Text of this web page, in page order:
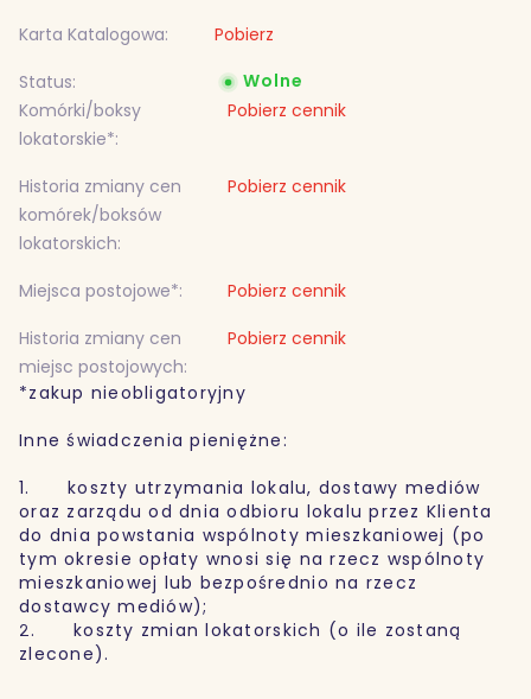
Karta Katalogowa:
Pobierz
Status:
Wolne
Komórki/boksy
lokatorskie*:
Pobierz cennik
Historia zmiany cen
komórek/boksów
lokatorskich:
Pobierz cennik
Miejsca postojowe*:
Pobierz cennik
Historia zmiany cen
miejsc postojowych:
Pobierz cennik
*zakup nieobligatoryjny
Inne świadczenia pieniężne:
1. koszty utrzymania lokalu, dostawy mediów
oraz zarządu od dnia odbioru lokalu przez Klienta
do dnia powstania wspólnoty mieszkaniowej (po
tym okresie opłaty wnosi się na rzecz wspólnoty
mieszkaniowej lub bezpośrednio na rzecz
dostawcy mediów);
2. koszty zmian lokatorskich (o ile zostaną
zlecone).